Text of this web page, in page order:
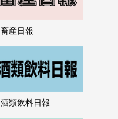
畜産日報
酒類飲料日報